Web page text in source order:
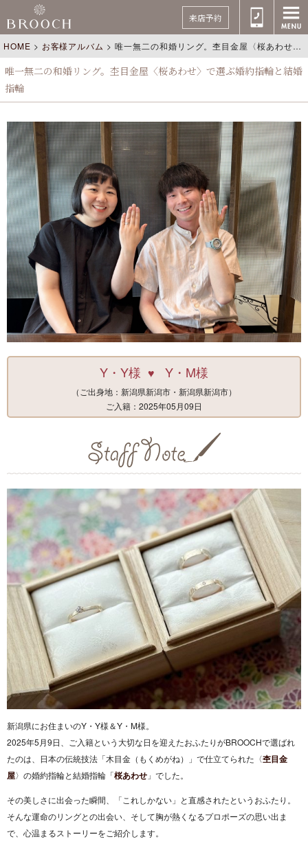
来店予約
HOME > お客様アルバム >唯一無二の和婚リング。杢目金屋〈桜あわせ〉で選ぶ婚約指輪と結婚指輪
唯一無二の和婚リング。杢目金屋〈桜あわせ〉で選ぶ婚約指輪と結婚
指輪
Y・Y様 ♥ Y・M様
（ご出身地：新潟県新潟市・新潟県新潟市）
ご入籍：2025年05月09日
新潟県にお住まいのY・Y様＆Y・M様。
2025年5月9日、ご入籍という大切な日を迎えたおふたりがBROOCHで選ばれ
たのは、日本の伝統技法「木目金（もくめがね）」で仕立てられた〈杢目金
屋〉の婚約指輪と結婚指輪「桜あわせ 」でした。
その美しさに出会った瞬間、「これしかない」と直感されたというおふたり。
そんな運命のリングとの出会い、そして胸が熱くなるプロポーズの思い出ま
で、心温まるストーリーをご紹介します。